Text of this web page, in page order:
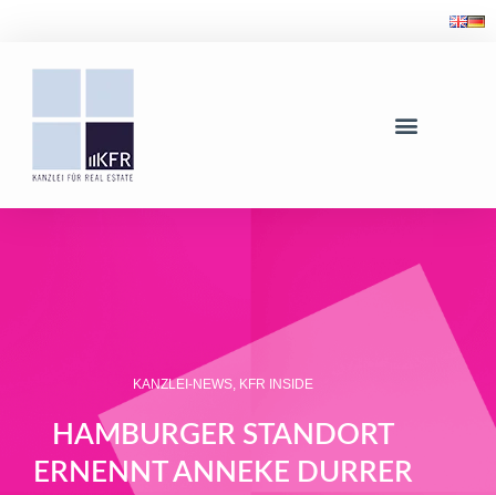
KANZLEI-NEWS, KFR INSIDE
HAMBURGER STANDORT
ERNENNT ANNEKE DURRER